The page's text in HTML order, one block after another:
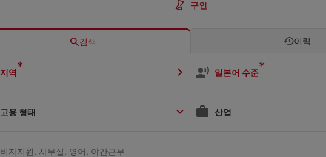
구인
검색 이력
지역* 일본어 수준*
고용 형태 산업
비자지원, 사무실, 영어, 야간근무